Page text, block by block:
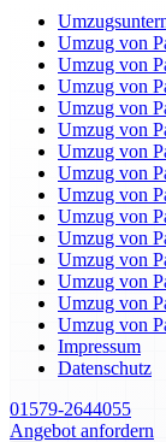
Umzug von
Umzug von
Umzug von
Umzug von
Umzug von
Umzug von
Umzug von
Umzug von
Umzug von
Umzug von
Umzug von
Umzug von
Umzug von
Umzug von
Impressum
Datenschutz
01579-2644055
Angebot anfordern